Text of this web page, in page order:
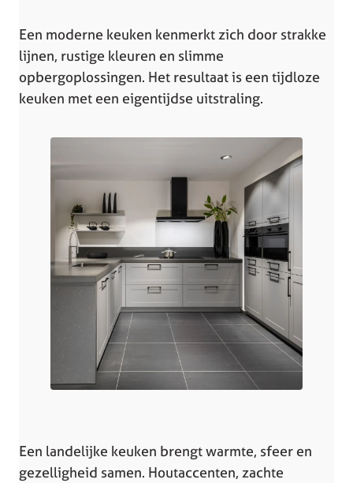
Een moderne keuken kenmerkt zich door strakke
lijnen, rustige kleuren en slimme
opbergoplossingen. Het resultaat is een tijdloze
keuken met een eigentijdse uitstraling.
Een landelijke keuken brengt warmte, sfeer en
gezelligheid samen. Houtaccenten, zachte